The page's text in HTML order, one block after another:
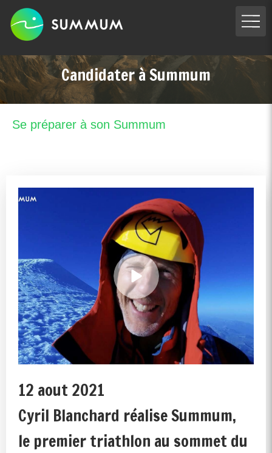
Candidater à Summum
Se préparer à son Summum
12 aout 2021
Cyril Blanchard réalise Summum,
le premier triathlon au sommet du